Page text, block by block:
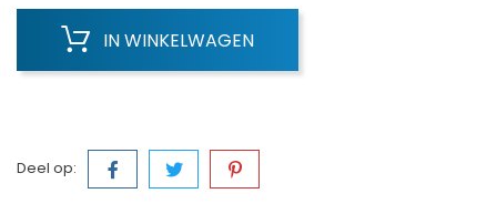
IN WINKELWAGEN
Deel op: